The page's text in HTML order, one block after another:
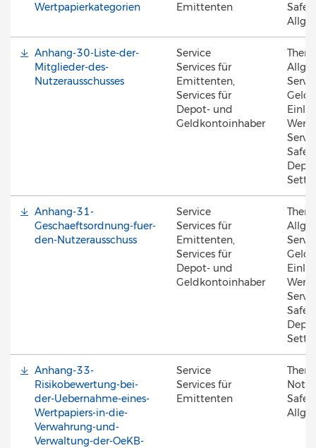
Wertpapierkategorien
Emittenten
Anhang-30-Liste-der-
Mitglieder-des-
Nutzerausschusses
Service
Services für
Emittenten,
Services für
Depot- und
Geldkontoinhaber
Anhang-31-
Geschaeftsordnung-fuer-
den-Nutzerausschuss
Service
Services für
Emittenten,
Services für
Depot- und
Geldkontoinhaber
Anhang-33-
Risikobewertung-bei-
der-Uebernahme-eines-
Wertpapiers-in-die-
Verwahrung-und-
Verwaltung-der-OeKB-
Service
Services für
Emittenten